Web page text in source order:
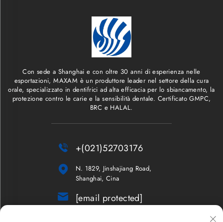
Con sede a Shanghai e con oltre 30 anni di esperienza nelle
esportazioni, MAXAM è un produttore leader nel settore della cura
orale, specializzato in dentifrici ad alta efficacia per lo sbiancamento, la
protezione contro le carie e la sensibilità dentale. Certificato GMPC,
BRC e HALAL.
 +(021)52703176

N. 1829, Jinshajiang Road,
Shanghai, Cina
 [email protected]